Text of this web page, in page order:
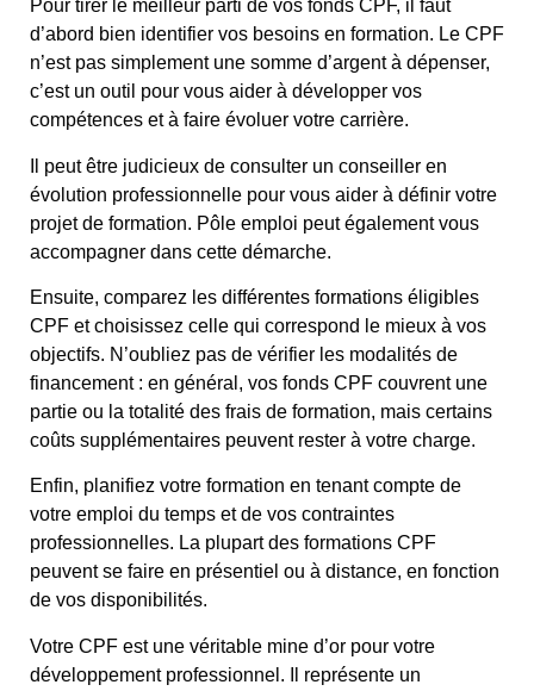
Pour tirer le meilleur parti de vos fonds CPF, il faut
d’abord bien identifier vos besoins en formation. Le CPF
n’est pas simplement une somme d’argent à dépenser,
c’est un outil pour vous aider à développer vos
compétences et à faire évoluer votre carrière.
Il peut être judicieux de consulter un conseiller en
évolution professionnelle pour vous aider à définir votre
projet de formation. Pôle emploi peut également vous
accompagner dans cette démarche.
Ensuite, comparez les différentes formations éligibles
CPF et choisissez celle qui correspond le mieux à vos
objectifs. N’oubliez pas de vérifier les modalités de
financement : en général, vos fonds CPF couvrent une
partie ou la totalité des frais de formation, mais certains
coûts supplémentaires peuvent rester à votre charge.
Enfin, planifiez votre formation en tenant compte de
votre emploi du temps et de vos contraintes
professionnelles. La plupart des formations CPF
peuvent se faire en présentiel ou à distance, en fonction
de vos disponibilités.
Votre CPF est une véritable mine d’or pour votre
développement professionnel. Il représente un